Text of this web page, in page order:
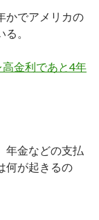
かでアメリカの
。
金利であと4年
年金などの支払
何が起きるの